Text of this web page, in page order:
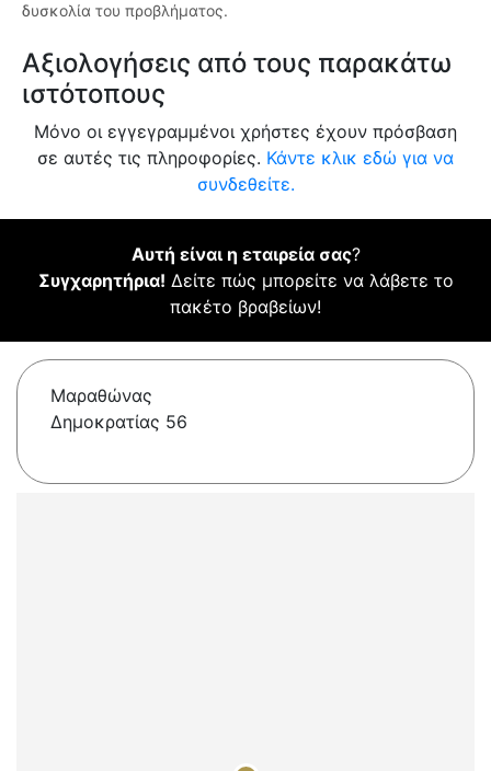
δυσκολία του προβλήματος.
Αξιολογήσεις από τους παρακάτω
ιστότοπους
Μόνο οι εγγεγραμμένοι χρήστες έχουν πρόσβαση
σε αυτές τις πληροφορίες. Κάντε κλικ εδώ για να
συνδεθείτε.
Αυτή είναι η εταιρεία σας?
Συγχαρητήρια! Δείτε πώς μπορείτε να λάβετε το
πακέτο βραβείων!
Μαραθώνας
Δημοκρατίας 56